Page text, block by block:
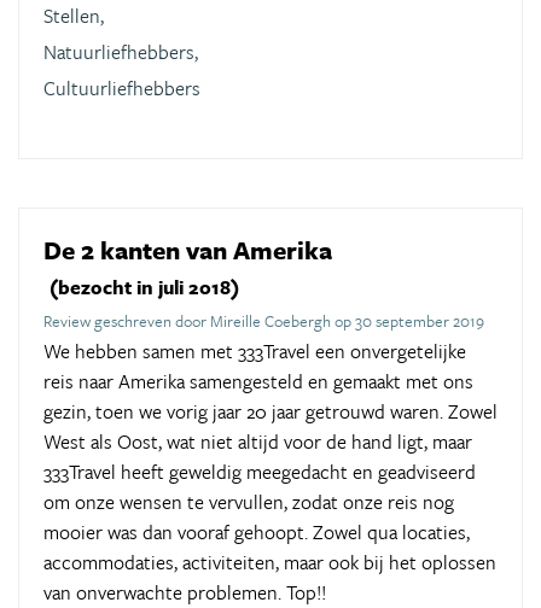
Stellen,
Natuurliefhebbers,
Cultuurliefhebbers
De 2 kanten van Amerika
(bezocht in juli 2018)
Review geschreven door Mireille Coebergh op 30 september 2019
We hebben samen met 333Travel een onvergetelijke
reis naar Amerika samengesteld en gemaakt met ons
gezin, toen we vorig jaar 20 jaar getrouwd waren. Zowel
West als Oost, wat niet altijd voor de hand ligt, maar
333Travel heeft geweldig meegedacht en geadviseerd
om onze wensen te vervullen, zodat onze reis nog
mooier was dan vooraf gehoopt. Zowel qua locaties,
accommodaties, activiteiten, maar ook bij het oplossen
van onverwachte problemen. Top!!